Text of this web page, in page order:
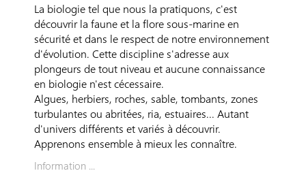
La biologie tel que nous la pratiquons, c'est
découvrir la faune et la flore sous-marine en
sécurité et dans le respect de notre environnement
d'évolution. Cette discipline s'adresse aux
plongeurs de tout niveau et aucune connaissance
en biologie n'est cécessaire.
Algues, herbiers, roches, sable, tombants, zones
turbulantes ou abritées, ria, estuaires... Autant
d'univers différents et variés à découvrir.
Apprenons ensemble à mieux les connaître.
Information ...